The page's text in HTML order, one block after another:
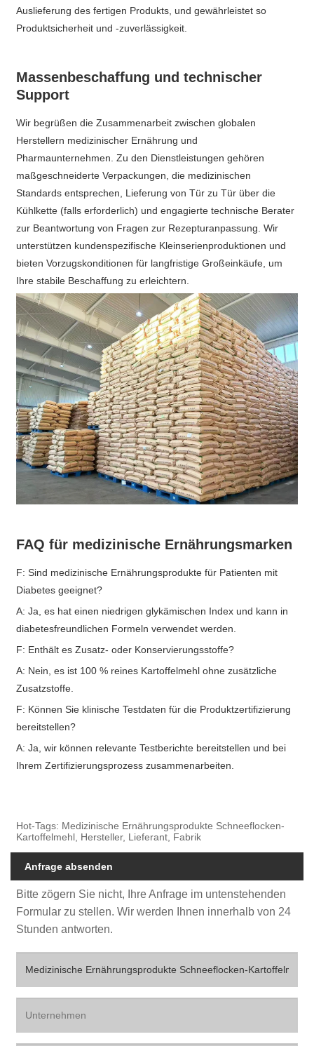
Auslieferung des fertigen Produkts, und gewährleistet so
Produktsicherheit und -zuverlässigkeit.
Massenbeschaffung und technischer
Support
Wir begrüßen die Zusammenarbeit zwischen globalen
Herstellern medizinischer Ernährung und
Pharmaunternehmen. Zu den Dienstleistungen gehören
maßgeschneiderte Verpackungen, die medizinischen
Standards entsprechen, Lieferung von Tür zu Tür über die
Kühlkette (falls erforderlich) und engagierte technische Berater
zur Beantwortung von Fragen zur Rezepturanpassung. Wir
unterstützen kundenspezifische Kleinserienproduktionen und
bieten Vorzugskonditionen für langfristige Großeinkäufe, um
Ihre stabile Beschaffung zu erleichtern.
FAQ für medizinische Ernährungsmarken
F: Sind medizinische Ernährungsprodukte für Patienten mit
Diabetes geeignet?
A: Ja, es hat einen niedrigen glykämischen Index und kann in
diabetesfreundlichen Formeln verwendet werden.
F: Enthält es Zusatz- oder Konservierungsstoffe?
A: Nein, es ist 100 % reines Kartoffelmehl ohne zusätzliche
Zusatzstoffe.
F: Können Sie klinische Testdaten für die Produktzertifizierung
bereitstellen?
A: Ja, wir können relevante Testberichte bereitstellen und bei
Ihrem Zertifizierungsprozess zusammenarbeiten.
Hot-Tags: Medizinische Ernährungsprodukte Schneeflocken-
Kartoffelmehl, Hersteller, Lieferant, Fabrik
Anfrage absenden
Bitte zögern Sie nicht, Ihre Anfrage im untenstehenden
Formular zu stellen. Wir werden Ihnen innerhalb von 24
Stunden antworten.